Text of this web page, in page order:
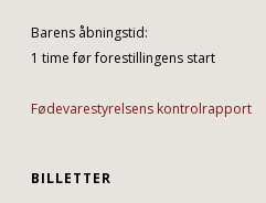
Barens åbningstid:
1 time før forestillingens start
Fødevarestyrelsens kontrolrapport
BILLETTER